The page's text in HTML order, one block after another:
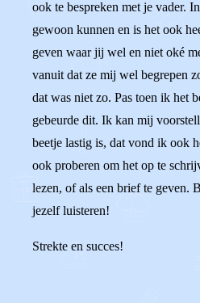
ook te bespreken met je vader.
gewoon kunnen en is het ook
geven waar jij wel en niet oké
vanuit dat ze mij wel begrepen
dat was niet zo. Pas toen ik het
gebeurde dit. Ik kan mij
beetje lastig is, dat vond ik ook
ook proberen om het op te
lezen, of als een brief te geven.
jezelf luisteren!
Strekte en succes!